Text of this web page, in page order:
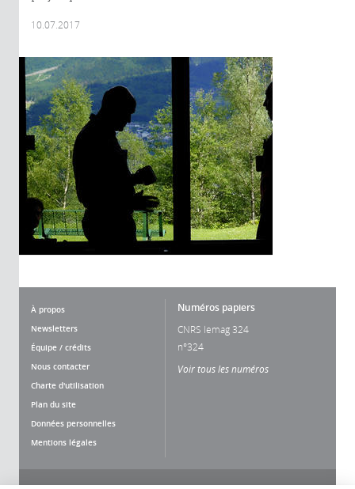
10.07.2017
À propos
Newsletters
Équipe / crédits
Nous contacter
Charte d'utilisation
Plan du site
Données personnelles
Mentions légales
Numéros papiers
CNRS lemag 324
n°324
Voir tous les numéros